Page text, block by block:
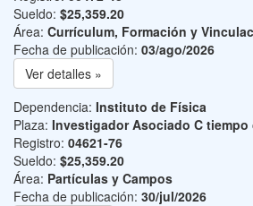
Sueldo: $25,359.20
Área: Currículum, Formación y
Fecha de publicación: 03/ago/2026
Ver detalles »
Dependencia: Instituto de Física
Plaza: Investigador Asociado C tiempo
Registro: 04621-76
Sueldo: $25,359.20
Área: Partículas y Campos
Fecha de publicación: 30/jul/2026